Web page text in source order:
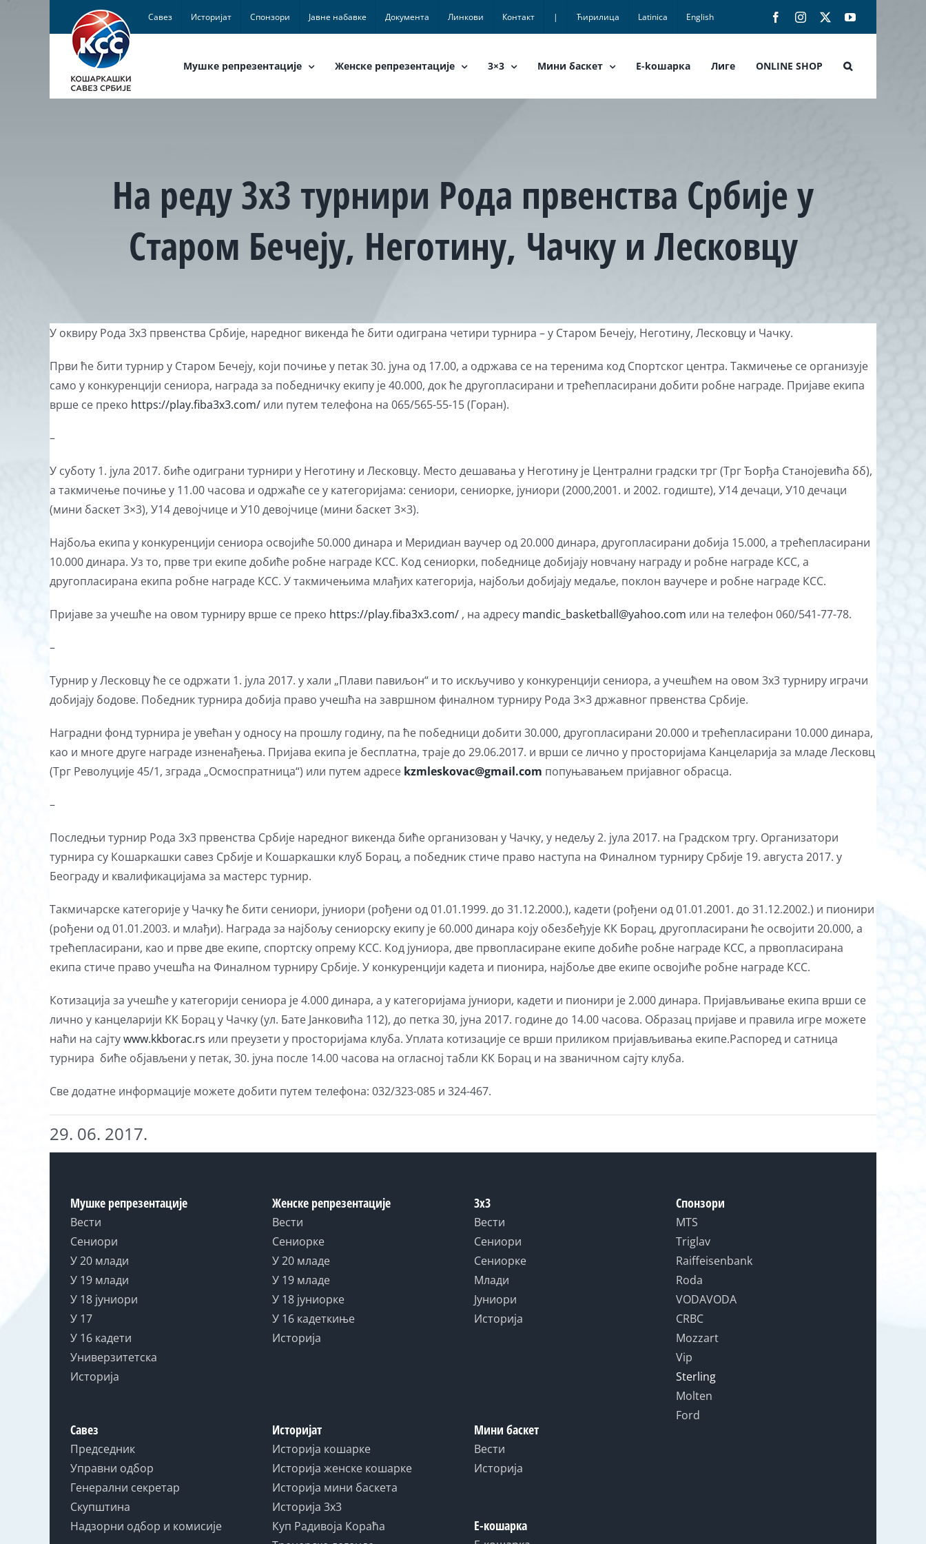
Савез Историјат Спонзори Јавне набавке Документа Линкови Контакт | Ћирилица Latinica English FacebookInstagram YouTube
Мушке репрезентације Женске репрезентације 3×3 Мини баскет E-koшарка Лиге ONLINE SHOP
На реду 3х3 турнири Рода првенства Србије у
Старом Бечеју, Неготину, Чачку и Лесковцу
View
Image
У оквиру Рода 3х3 првенства Србије, наредног викенда ће бити одиграна четири турнира – у Старом Бечеју, Неготину, Лесковцу и Чачку.
Први ће бити турнир у Старом Бечеју, који почиње у петак 30. јуна од 17.00, а одржава се на теренима код Спортског центра. Такмичење се организује
само у конкуренцији сениора, награда за победничку екипу је 40.000, док ће другопласирани и трећепласирани добити робне награде. Пријаве екипа
врше се преко https://play.fiba3x3.com/ или путем телефона на 065/565-55-15 (Горан).
–
У суботу 1. јула 2017. биће одиграни турнири у Неготину и Лесковцу. Место дешавања у Неготину је Централни градски трг (Трг Ђорђа Станојевића бб),
а такмичење почиње у 11.00 часова и одржаће се у категоријама: сениори, сениорке, јуниори (2000,2001. и 2002. годиште), У14 дечаци, У10 дечаци
(мини баскет 3×3), У14 девојчице и У10 девојчице (мини баскет 3×3).
Најбоља екипа у конкуренцији сениора освојиће 50.000 динара и Меридиан ваучер од 20.000 динара, другопласирани добија 15.000, а трећепласирани
10.000 динара. Уз то, прве три екипе добиће робне награде КСС. Код сениорки, победнице добијају новчану награду и робне награде КСС, а
другопласирана екипа робне награде КСС. У такмичењима млађих категорија, најбољи добијају медаље, поклон ваучере и робне награде КСС.
Пријаве за учешће на овом турниру врше се преко https://play.fiba3x3.com/ , на адресу mandic_basketball@yahoo.com или на телефон 060/541-77-78.
–
Турнир у Лесковцу ће се одржати 1. јула 2017. у хали „Плави павиљон“ и то искључиво у конкуренцији сениора, а учешћем на овом 3х3 турниру играчи
добијају бодове. Победник турнира добија право учешћа на завршном финалном турниру Рода 3×3 државног првенства Србије.
Наградни фонд турнира је увећан у односу на прошлу годину, па ће победници добити 30.000, другопласирани 20.000 и трећепласирани 10.000 динара,
као и многе друге награде изненађења. Пријава екипа је бесплатна, траје до 29.06.2017. и врши се лично у просторијама Канцеларија за младе Лесковц
(Трг Револуције 45/1, зграда „Осмоспратница“) или путем адресе kzmleskovac@gmail.com попуњавањем пријавног обрасца.
–
Последњи турнир Рода 3х3 првенства Србије наредног викенда биће организован у Чачку, у недељу 2. јула 2017. на Градском тргу. Организатори
турнира су Кошаркашки савез Србије и Кошаркашки клуб Борац, а победник стиче право наступа на Финалном турниру Србије 19. августа 2017. у
Београду и квалификацијама за мастерс турнир.
Такмичарске категорије у Чачку ће бити сениори, јуниори (рођени од 01.01.1999. до 31.12.2000.), кадети (рођени од 01.01.2001. до 31.12.2002.) и пионири
(рођени од 01.01.2003. и млађи). Награда за најбољу сениорску екипу је 60.000 динара коју обезбеђује КК Борац, другопласирани ће освојити 20.000, а
трећепласирани, као и прве две екипе, спортску опрему КСС. Код јуниора, две првопласиране екипе добиће робне награде КСС, а првопласирана
екипа стиче право учешћа на Финалном турниру Србије. У конкуренцији кадета и пионира, најбоље две екипе освојиће робне награде КСС.
Котизација за учешће у категорији сениора је 4.000 динара, а у категоријама јуниори, кадети и пионири је 2.000 динара. Пријављивање екипа врши се
лично у канцеларији КК Борац у Чачку (ул. Бате Јанковића 112), до петка 30, јуна 2017. године до 14.00 часова. Образац пријаве и правила игре можете
наћи на сајтуwww.kkborac.rs или преузети у просторијама клуба. Уплата котизације се врши приликом пријављивања екипе.Распоред и сатница
турнира биће објављени у петак, 30. јуна после 14.00 часова на огласној табли КК Борац и на званичном сајту клуба.
Све додатне информације можете добити путем телефона: 032/323-085 и 324-467.
29. 06. 2017.
Мушке репрезентације
Вести
Сениори
У 20 млади
У 19 млади
У 18 јуниори
У 17
У 16 кадети
Универзитетска
Историја
Савез
Председник
Управни одбор
Генерални секретар
Скупштина
Надзорни одбор и комисије
Женске репрезентације
Вести
Сениорке
У 20 младе
У 19 младе
У 18 јуниорке
У 16 кадеткиње
Историја
Историјат
Историја кошарке
Историја женске кошарке
Историја мини баскета
Историја 3x3
Куп Радивоја Кораћа
3x3
Вести
Сениори
Сениорке
Млади
Јуниори
Историја
Мини баскет
Вести
Историја
Е-кошарка
Спонзори
MTS
Triglav
Raiffeisenbank
Roda
VODAVODA
CRBC
Mozzart
Vip
Sterling
Molten
Ford